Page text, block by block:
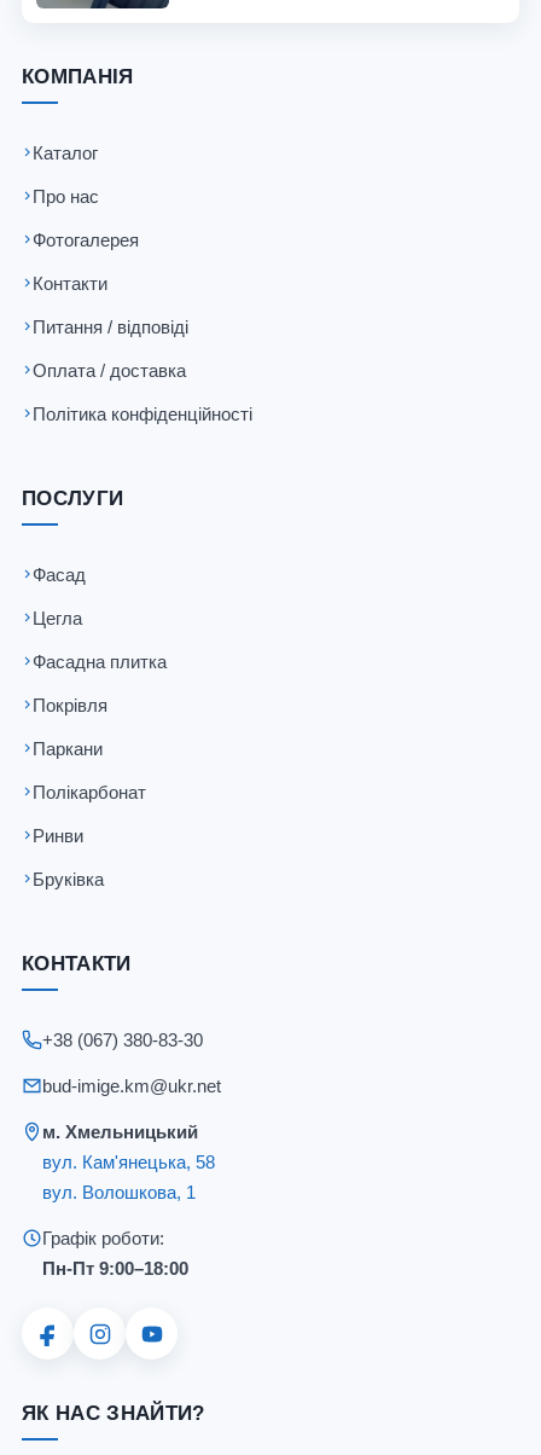
КОМПАНІЯ
Каталог
Про нас
Фотогалерея
Контакти
Питання / відповіді
Оплата / доставка
Політика конфіденційності
ПОСЛУГИ
Фасад
Цегла
Фасадна плитка
Покрівля
Паркани
Полікарбонат
Ринви
Бруківка
КОНТАКТИ
+38 (067) 380-83-30
bud-imige.km@ukr.net
м. Хмельницький
вул. Кам'янецька, 58
вул. Волошкова, 1
Графік роботи:
Пн-Пт 9:00–18:00
ЯК НАС ЗНАЙТИ?